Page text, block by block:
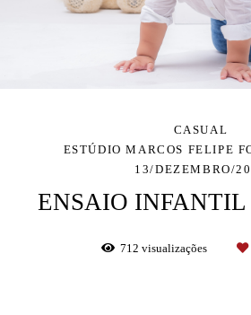
CASUAL
ESTÚDIO MARCOS FELIPE
13/DEZEMBRO/
ENSAIO INFANTIL
712 visualizações